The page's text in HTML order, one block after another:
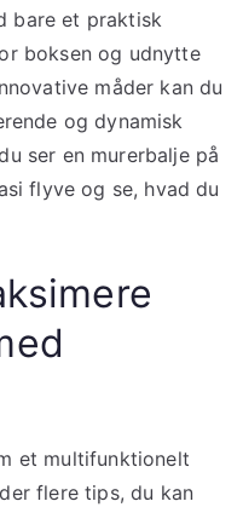
bare et praktisk
boksen og udnytte
måder kan du
og dynamisk
ser en murerbalje på
flyve og se, hvad du
et multifunktionelt
flere tips, du kan